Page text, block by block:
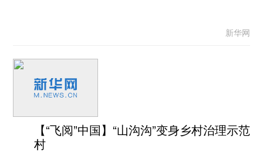
新华网
【“飞阅”中国】“山沟沟”变身乡村治理示范
村